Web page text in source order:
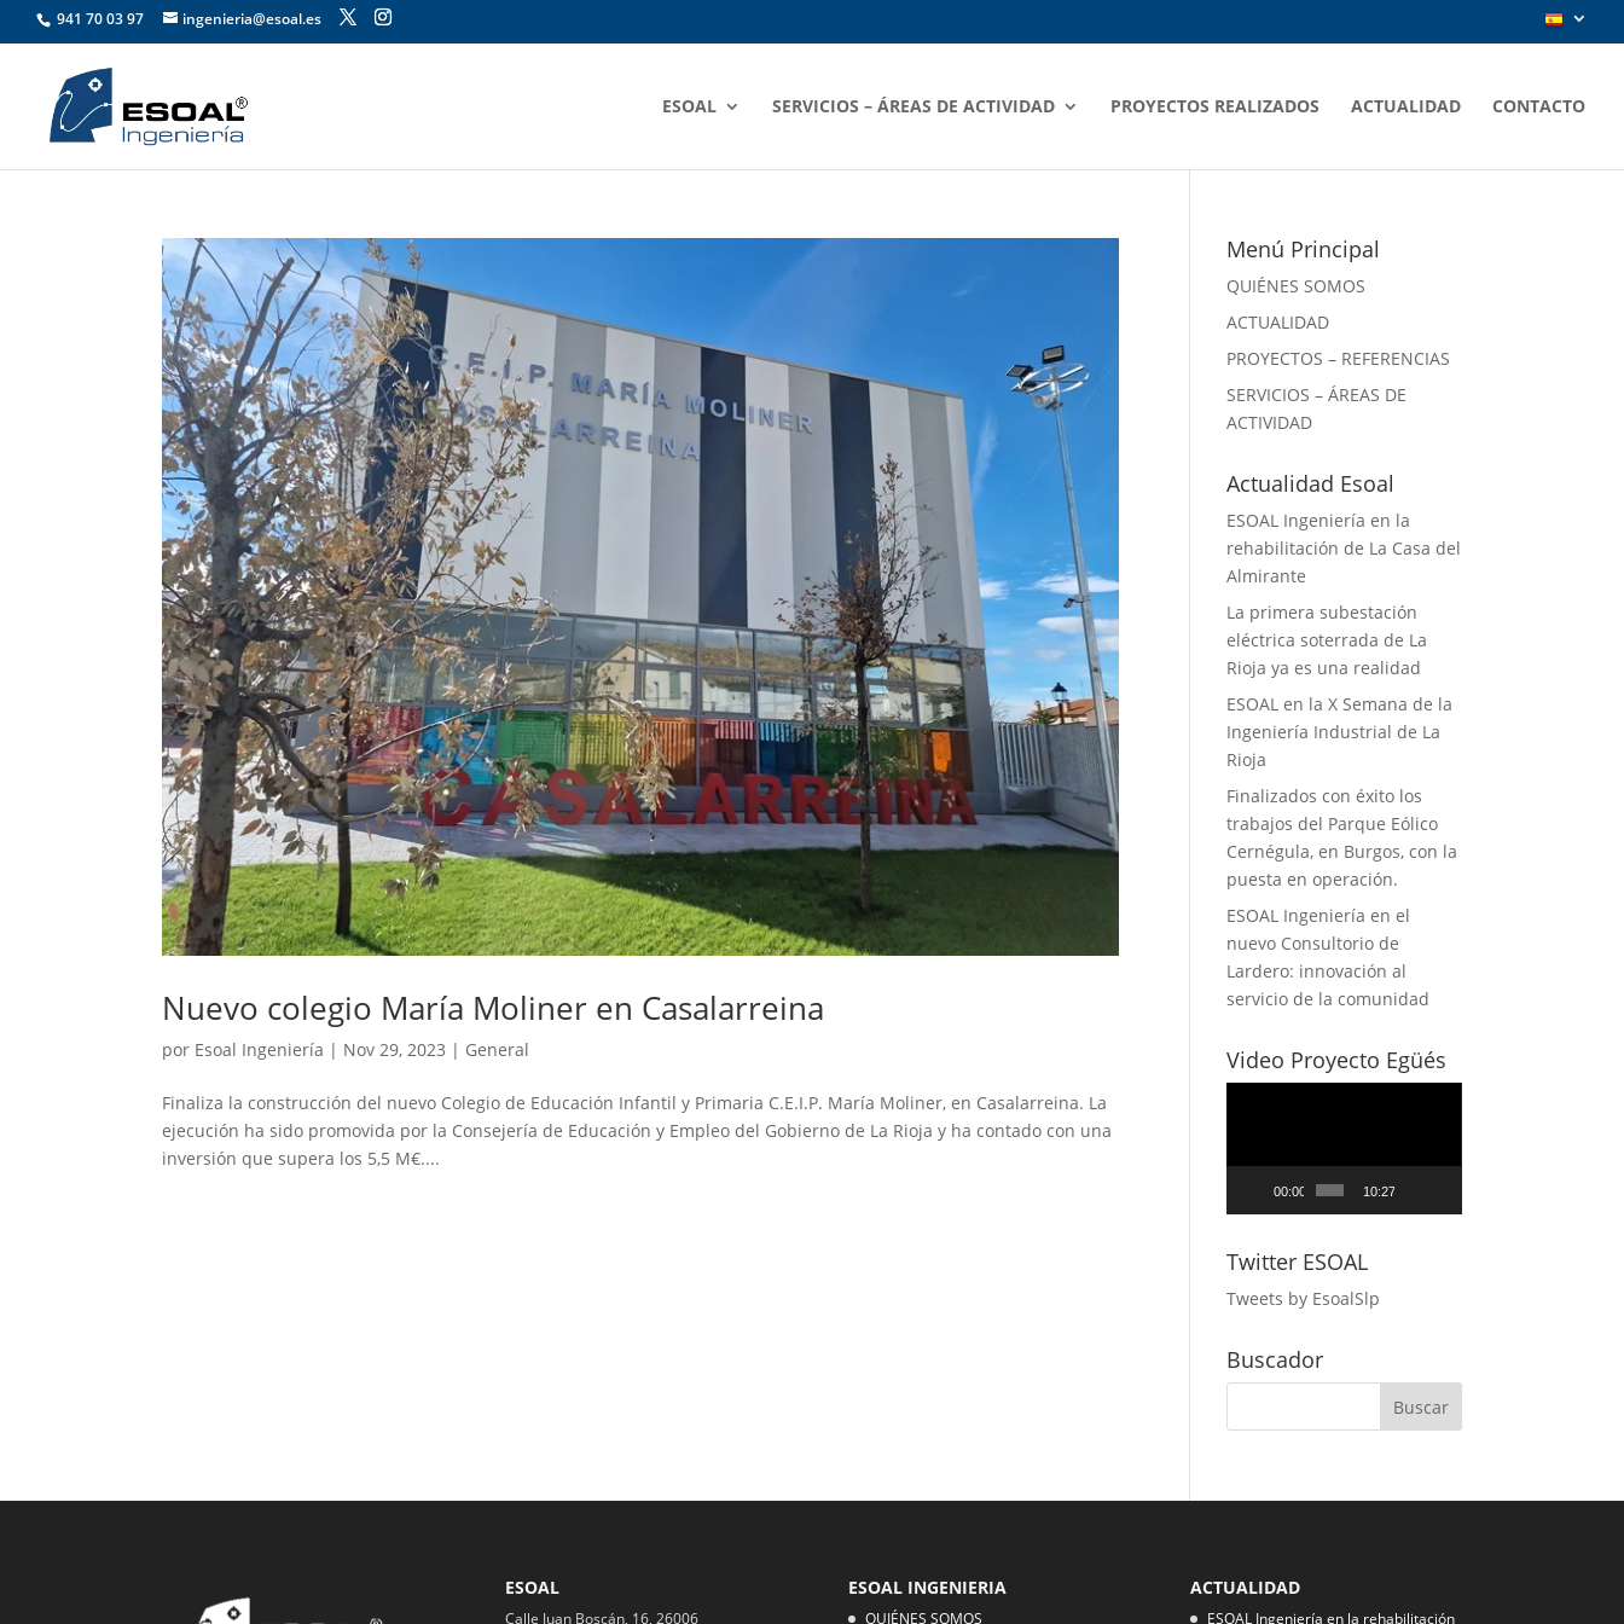
941 70 03 97 ingenieria@esoal.es
ESOAL SERVICIOS – ÁREAS DE ACTIVIDAD PROYECTOS REALIZADOS ACTUALIDAD CONTACTO
Nuevo colegio María Moliner en Casalarreina
por Esoal Ingeniería | Nov 29, 2023 | General
Finaliza la construcción del nuevo Colegio de Educación Infantil y Primaria C.E.I.P. María Moliner, en Casalarreina. La
ejecución ha sido promovida por la Consejería de Educación y Empleo del Gobierno de La Rioja y ha contado con una
inversión que supera los 5,5 M€....
Menú Principal
QUIÉNES SOMOS
ACTUALIDAD
PROYECTOS – REFERENCIAS
SERVICIOS – ÁREAS DE
ACTIVIDAD
Actualidad Esoal
ESOAL Ingeniería en la
rehabilitación de La Casa del
Almirante
La primera subestación
eléctrica soterrada de La
Rioja ya es una realidad
ESOAL en la X Semana de la
Ingeniería Industrial de La
Rioja
Finalizados con éxito los
trabajos del Parque Eólico
Cernégula, en Burgos, con la
puesta en operación.
ESOAL Ingeniería en el
nuevo Consultorio de
Lardero: innovación al
servicio de la comunidad
Video Proyecto Egüés
00:00 10:27
Twitter ESOAL
Tweets by EsoalSlp
Buscador
ESOAL
Calle Juan Boscán, 16, 26006
ESOAL INGENIERIA
QUIÉNES SOMOS
ACTUALIDAD
ESOAL Ingeniería en la rehabilitación